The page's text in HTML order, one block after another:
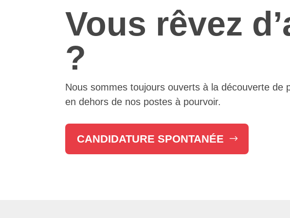
Vous rêvez
?
Nous sommes toujours ouverts à la découverte de
en dehors de nos postes à pourvoir.
CANDIDATURE SPONTANÉE